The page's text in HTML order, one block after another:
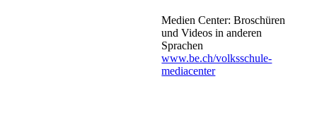
Medien Center: Broschüren
und Videos in anderen
Sprachen
www.be.ch/volksschule-
mediacenter